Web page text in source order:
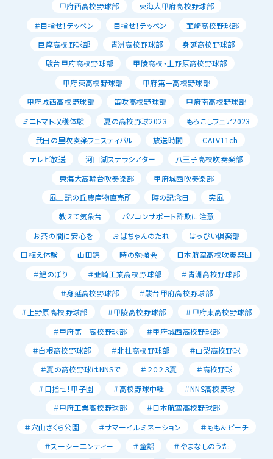
甲府西高校野球部
東海大甲府高校野球部
＃目指せ！テッペン
目指せ！テッペン
韮崎高校野球部
巨摩高校野球部
青洲高校野球部
身延高校野球部
駿台甲府高校野球部
甲陵高校・上野原高校野球部
甲府東高校野球部
甲府第一高校野球部
甲府城西高校野球部
笛吹高校野球部
甲府南高校野球部
ミニトマト収穫体験
夏の高校野球2023
もろこしフェア2023
武田の里吹奏楽フェスティバル
放送時間
CATV11ch
テレビ放送
河口湖ステラシアター
八王子高校吹奏楽部
東海大高輪台吹奏楽部
甲府城西吹奏楽部
風土記の丘農産物直売所
時の記念日
突風
教えて気象台
パソコンサポート詐欺に注意
お茶の間に安心を
おばちゃんのたれ
はっぴい倶楽部
田植え体験
山田錦 時の勉強会
日本航空高校吹奏楽団
＃鯉のぼり
＃韮崎工業高校野球部
＃青洲高校野球部
＃身延高校野球部
＃駿台甲府高校野球部
＃上野原高校野球部
＃甲陵高校野球部
＃甲府東高校野球部
＃甲府第一高校野球部
＃甲府城西高校野球部
＃白根高校野球部
＃北杜高校野球部
＃山梨高校野球
＃夏の高校野球はNNSで
＃２０２３夏
＃高校野球
＃目指せ！甲子園
＃高校野球中継
＃NNS高校野球
＃甲府工業高校野球部
＃日本航空高校野球部
＃穴山さくら公園
＃サマーイルミネーション
＃もも＆ピーチ
＃スーシーエンティー
＃童謡
＃やまなしのうた